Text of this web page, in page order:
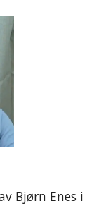
Bjørn Enes i